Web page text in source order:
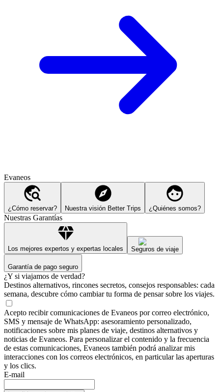
Evaneos
¿Cómo reservar? Nuestra visión Better Trips ¿Quiénes somos?
Nuestras Garantías
Los mejores expertos y expertas locales Seguros de viaje
Garantía de pago seguro
¿Y si viajamos de verdad?
Destinos alternativos, rincones secretos, consejos responsables: cada
semana, descubre cómo cambiar tu forma de pensar sobre los viajes.
Acepto recibir comunicaciones de Evaneos por correo electrónico,
SMS y mensaje de WhatsApp: asesoramiento personalizado,
notificaciones sobre mis planes de viaje, destinos alternativos y
noticias de Evaneos. Para personalizar el contenido y la frecuencia
de estas comunicaciones, Evaneos también podrá analizar mis
interacciones con los correos electrónicos, en particular las aperturas
y los clics.
E-mail